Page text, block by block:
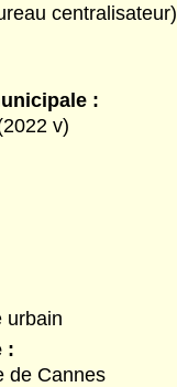
centralisateur)
:
v)
urbain
:
de Cannes